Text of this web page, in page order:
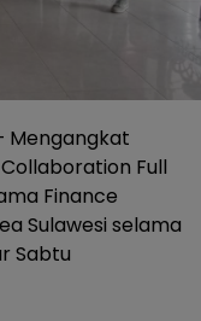
Mengangkat
Full
Finance
Sulawesi selama
Sabtu